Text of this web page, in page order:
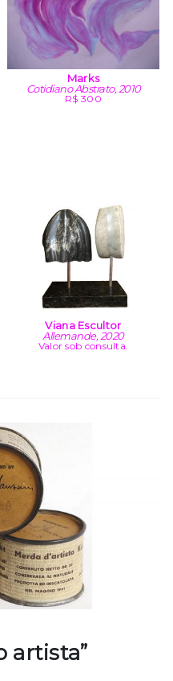
Marks
Cotidiano Abstrato, 2010
R$ 300
Viana Escultor
Allemande, 2020
Valor sob consulta.
artista”